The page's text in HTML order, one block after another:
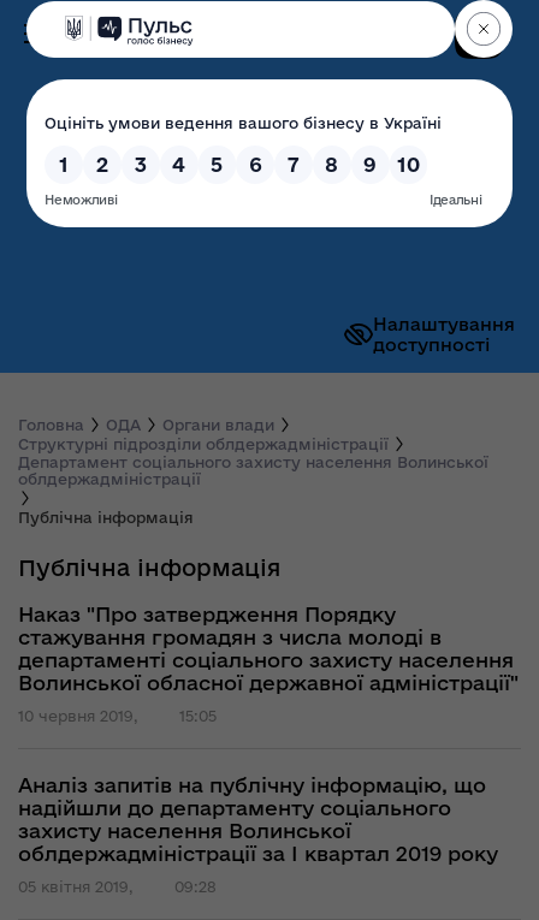
Налаштування
доступності
Волинська обласна
державна адміністрація
Головна ОДА
Органи влади
Структурні підрозділи облдержадміністрації
Департамент соціального захисту населення Волинської
облдержадміністрації
Публічна інформація
Публічна інформація
Наказ "Про затвердження Порядку
стажування громадян з числа молоді в
департаменті соціального захисту населення
Волинської обласної державної адміністрації"
10 червня 2019, 15:05
Аналіз запитів на публічну інформацію, що
надійшли до департаменту соціального
захисту населення Волинської
облдержадміністрації за І квартал 2019 року
05 квітня 2019, 09:28